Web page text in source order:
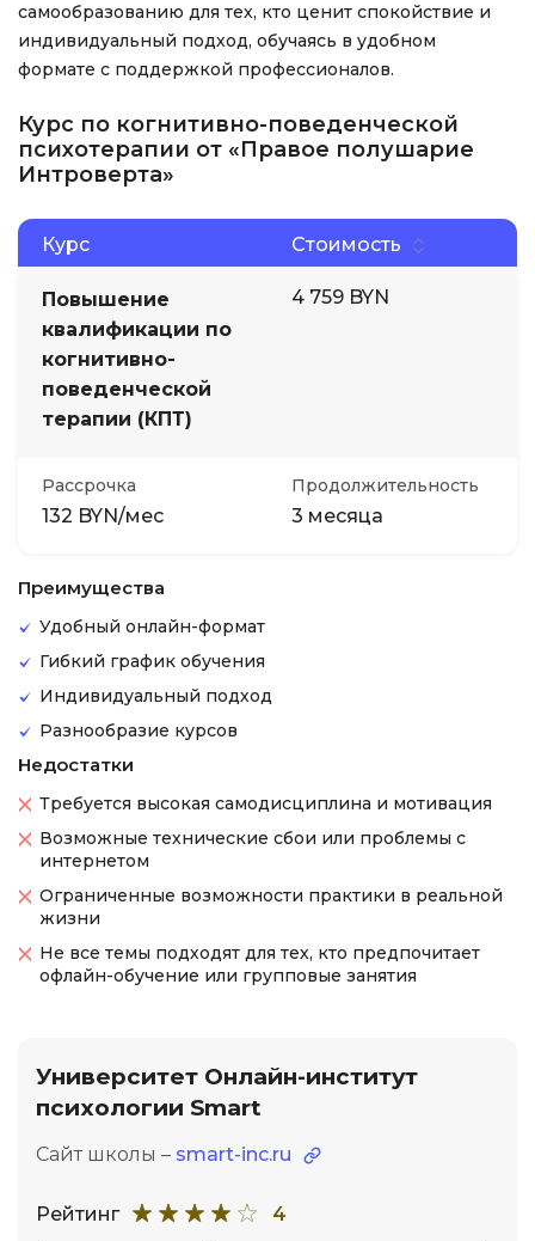
самообразованию для тех, кто ценит спокойствие и
индивидуальный подход, обучаясь в удобном
формате с поддержкой профессионалов.
Курс по когнитивно-поведенческой
психотерапии от «Правое полушарие
Интроверта»
Курс Стоимость
Повышение
квалификации по
когнитивно-
поведенческой
терапии (КПТ)
4 759 BYN
Рассрочка
132 BYN/мес
Продолжительность
3 месяца
Преимущества
Удобный онлайн-формат
Гибкий график обучения
Индивидуальный подход
Разнообразие курсов
Недостатки
Требуется высокая самодисциплина и мотивация
Возможные технические сбои или проблемы с
интернетом
Ограниченные возможности практики в реальной
жизни
Не все темы подходят для тех, кто предпочитает
офлайн-обучение или групповые занятия
Университет Онлайн-институт
психологии Smart
Сайт школы – smart-inc.ru
Рейтинг 4